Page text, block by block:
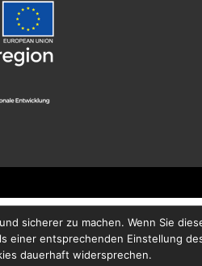
sicherer zu machen. Wenn Sie
entsprechenden Einstellung
dauerhaft widersprechen.